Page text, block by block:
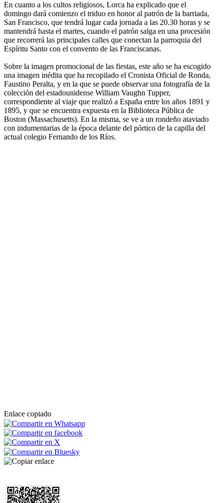
En cuanto a los cultos religiosos, Lorca ha explicado que el
domingo dará comienzo el triduo en honor al patrón de la barriada,
San Francisco, que tendrá lugar cada jornada a las 20.30 horas y se
mantendrá hasta el martes, cuando el patrón salga en una procesión
que recorrerá las principales calles que conectan la parroquia del
Espíritu Santo con el convento de las Franciscanas.
Sobre la imagen promocional de las fiestas, este año se ha escogido
una imagen inédita que ha recopilado el Cronista Oficial de Ronda,
Faustino Peralta, y en la que se puede observar una fotografía de la
colección del estadounidense William Vaughn Tupper,
correspondiente al viaje que realizó a España entre los años 1891 y
1895, y que se encuentra expuesta en la Biblioteca Pública de
Boston (Massachusetts). En la misma, se ve a un rondeño ataviado
con indumentarias de la época delante del pórtico de la capilla del
actual colegio Fernando de los Ríos.
Enlace copiado